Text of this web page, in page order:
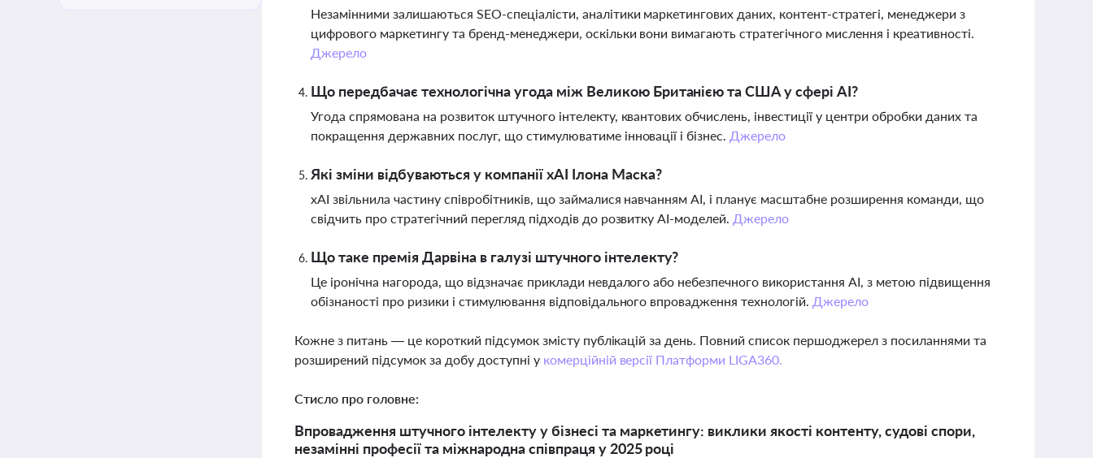
Незамінними залишаються SEO-спеціалісти, аналітики маркетингових даних, контент-стратегі, менеджери з
цифрового маркетингу та бренд-менеджери, оскільки вони вимагають стратегічного мислення і креативності.
Джерело
Що передбачає технологічна угода між Великою Британією та США у сфері AI?
Угода спрямована на розвиток штучного інтелекту, квантових обчислень, інвестиції у центри обробки даних та
покращення державних послуг, що стимулюватиме інновації і бізнес. Джерело
Які зміни відбуваються у компанії xAI Ілона Маска?
xAI звільнила частину співробітників, що займалися навчанням AI, і планує масштабне розширення команди, що
свідчить про стратегічний перегляд підходів до розвитку AI-моделей. Джерело
Що таке премія Дарвіна в галузі штучного інтелекту?
Це іронічна нагорода, що відзначає приклади невдалого або небезпечного використання AI, з метою підвищення
обізнаності про ризики і стимулювання відповідального впровадження технологій. Джерело
Кожне з питань — це короткий підсумок змісту публікацій за день. Повний список першоджерел з посиланнями та
розширений підсумок за добу доступні у комерційній версії Платформи LIGA360.
Стисло про головне:
Впровадження штучного інтелекту у бізнесі та маркетингу: виклики якості контенту, судові спори,
незамінні професії та міжнародна співпраця у 2025 році